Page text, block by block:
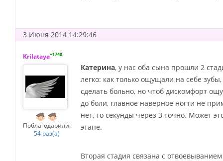
3 Июня 2014 14:29:46
Krilataya+1740
Поблагодарили:
54 раз(а)
Катерина, у нас оба сына прошли 2
легко: как только ощущали на себе
сделать больно, но чтоб дискомфорт
до боли, главное наверное ногти не
нет, то секунды через 3 точно. Может
этапе.
Вторая стадия связана с